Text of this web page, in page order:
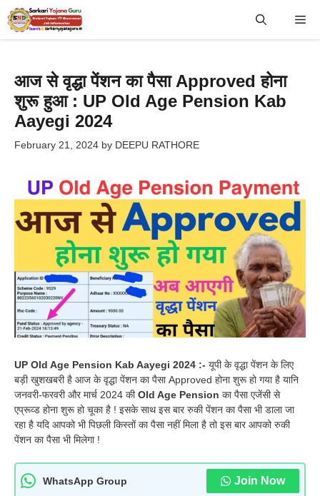
Skip
to
आज से वृद्धा पेंशन का पैसा Approved होना
शुरू हुआ : UP Old Age Pension Kab
Aayegi 2024
February 21, 2024 by DEEPU RATHORE
UP Old Age Pension Kab Aayegi 2024 :- यूपी के वृद्धा पेंशन के लिए
बड़ी खुशखबरी है आज के वृद्धा पेंशन का पैसा Approved होना शुरू हो गया है यानि
जनवरी-फरवरी और मार्च 2024 कीOld Age Pension का पैसा एजेंसी से
एप्रूव्ड होना शुरू हो चूका है ! इसके साथ इस बार रुकी पेंशन का पैसा भी डाला जा
रहा है यदि आपको भी पिछली किस्तों का पैसा नहीं मिला है तो इस बार आपको रुकी
पेंशन का पैसा भी मिलेगा !
WhatsApp Group Join Now